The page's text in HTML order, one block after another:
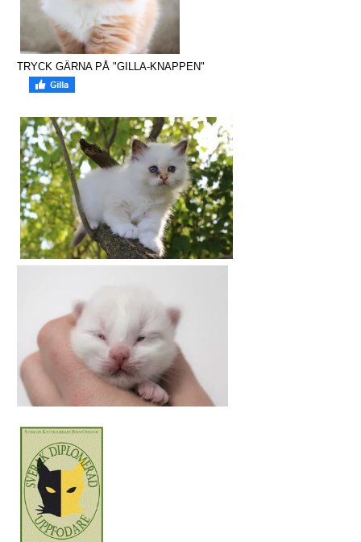
TRYCK GÄRNA PÅ "GILLA-KNAPPEN"